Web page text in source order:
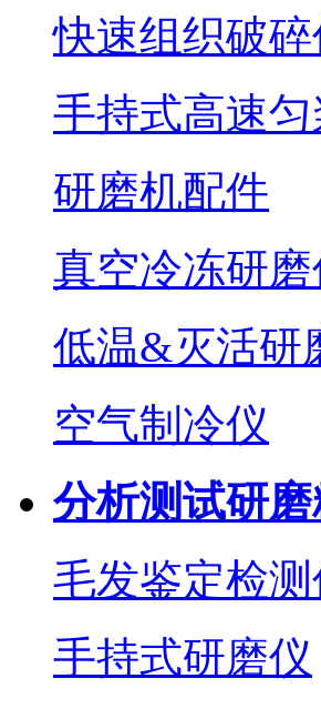
快速组织破碎
手持式高速
研磨机配件
真空冷冻研磨
低温&灭活研
空气制冷仪
分析测试研
毛发鉴定检测
手持式研磨仪